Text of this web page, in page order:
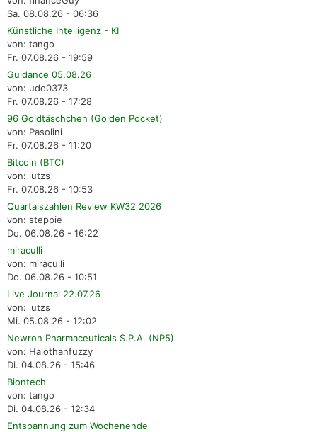
Sa. 08.08.26 - 06:36
Künstliche Intelligenz - KI
von: tango
Fr. 07.08.26 - 19:59
Guidance 05.08.26
von: udo0373
Fr. 07.08.26 - 17:28
96 Goldtäschchen (Golden Pocket)
von: Pasolini
Fr. 07.08.26 - 11:20
Bitcoin (BTC)
von: lutzs
Fr. 07.08.26 - 10:53
Quartalszahlen Review KW32 2026
von: steppie
Do. 06.08.26 - 16:22
miraculli
von: miraculli
Do. 06.08.26 - 10:51
Live Journal 22.07.26
von: lutzs
Mi. 05.08.26 - 12:02
Newron Pharmaceuticals S.P.A. (NP5)
von: Halothanfuzzy
Di. 04.08.26 - 15:46
Biontech
von: tango
Di. 04.08.26 - 12:34
Entspannung zum Wochenende